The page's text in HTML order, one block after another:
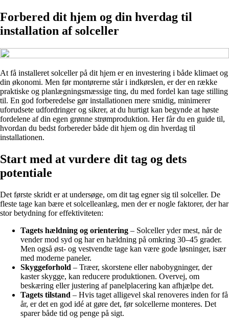
Forbered dit hjem og din hverdag til
installation af solceller
At få installeret solceller på dit hjem er en investering i både klimaet og
din økonomi. Men før montørerne står i indkørslen, er der en række
praktiske og planlægningsmæssige ting, du med fordel kan tage stilling
til. En god forberedelse gør installationen mere smidig, minimerer
uforudsete udfordringer og sikrer, at du hurtigt kan begynde at høste
fordelene af din egen grønne strømproduktion. Her får du en guide til,
hvordan du bedst forbereder både dit hjem og din hverdag til
installationen.
Start med at vurdere dit tag og dets
potentiale
Det første skridt er at undersøge, om dit tag egner sig til solceller. De
fleste tage kan bære et solcelleanlæg, men der er nogle faktorer, der har
stor betydning for effektiviteten:
Tagets hældning og orientering – Solceller yder mest, når de
vender mod syd og har en hældning på omkring 30–45 grader.
Men også øst- og vestvendte tage kan være gode løsninger, især
med moderne paneler.
Skyggeforhold – Træer, skorstene eller nabobygninger, der
kaster skygge, kan reducere produktionen. Overvej, om
beskæring eller justering af panelplacering kan afhjælpe det.
Tagets tilstand – Hvis taget alligevel skal renoveres inden for få
år, er det en god idé at gøre det, før solcellerne monteres. Det
sparer både tid og penge på sigt.